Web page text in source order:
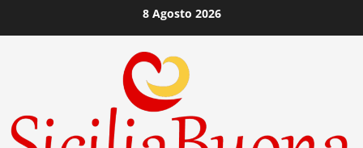
al
8 Agosto 2026